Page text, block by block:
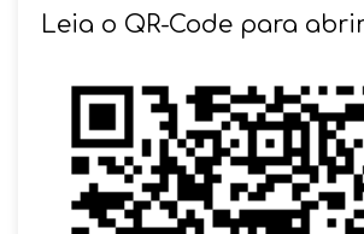
Leia o QR-Code para